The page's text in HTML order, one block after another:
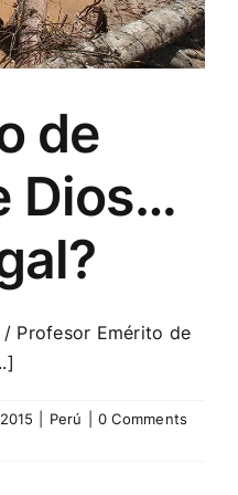
de
Dios…
Profesor Emérito de
Perú
0 Comments